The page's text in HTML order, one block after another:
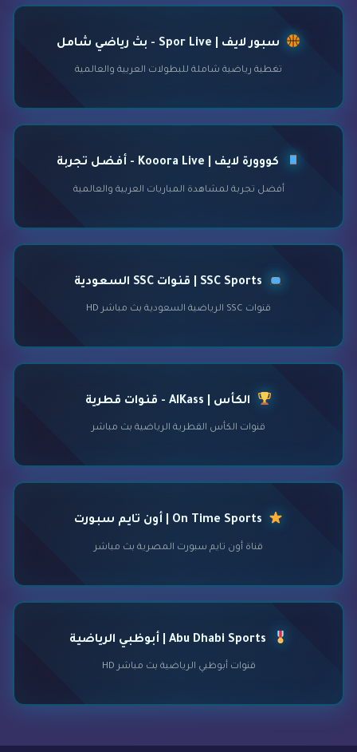
سبور لايف | Spor Live - بث رياضي شامل
تغطية رياضية شاملة للبطولات العربية والعالمية
كووورة لايف | Kooora Live - أفضل تجربة
أفضل تجربة لمشاهدة المباريات العربية والعالمية
قنوات SSC الرياضية السعودية بث مباشر HD
الكأس | AlKass - قنوات قطرية
قنوات الكأس القطرية الرياضية بث مباشر
قناة أون تايم سبورت المصرية بث مباشر
قنوات أبوظبي الرياضية بث مباشر HD